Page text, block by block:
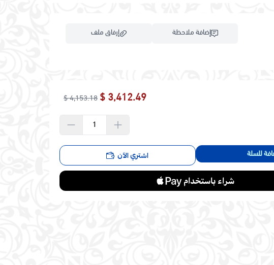
إضافة ملاحظة إرفاق ملف
اسحب و افلت الملف هنا
استعراض
3,412.49 $
4,153.18 $
للسلة اشتري الآن